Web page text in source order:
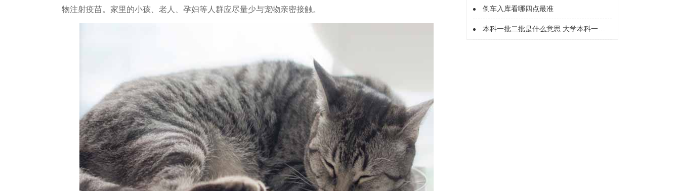
物注射疫苗。家里的小孩、老人、孕妇等人群应尽量少与宠物亲密接触。
倒车入库看哪四点最准
本科一批二批是什么意思 大学本科一批二批是什么意思